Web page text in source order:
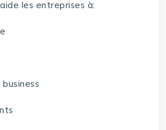
les entreprises à: